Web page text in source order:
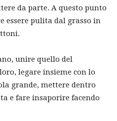
da parte. A questo punto
essere pulita dal grasso in
unire quello del
legare insieme con lo
grande, mettere dentro
e fare insaporire facendo